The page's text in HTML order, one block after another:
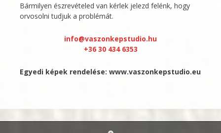
Bármilyen észrevételed van kérlek jelezd felénk, hogy
orvosolni tudjuk a problémát.
info@vaszonkepstudio.hu
+36 30 434 6353
Egyedi képek rendelése: www.vaszonkepstudio.eu